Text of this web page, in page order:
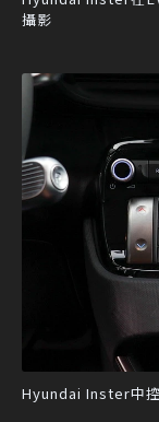
攝影
Hyundai Inster中